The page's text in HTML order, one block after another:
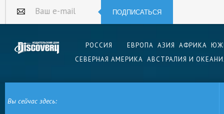
Ваш e-mail ПОДПИСАТЬСЯ
РОССИЯ ЕВРОПА АЗИЯ АФРИКА
СЕВЕРНАЯ АМЕРИКА АВСТРАЛИЯ И
Вы сейчас здесь: